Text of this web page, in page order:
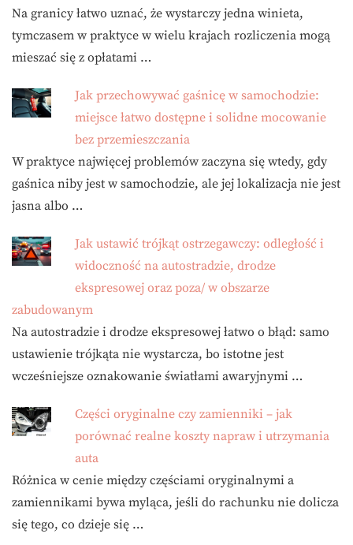
Na granicy łatwo uznać, że wystarczy jedna winieta,
tymczasem w praktyce w wielu krajach rozliczenia mogą
mieszać się z opłatami …
Jak przechowywać gaśnicę w samochodzie:
miejsce łatwo dostępne i solidne mocowanie
bez przemieszczania
W praktyce najwięcej problemów zaczyna się wtedy, gdy
gaśnica niby jest w samochodzie, ale jej lokalizacja nie jest
jasna albo …
Jak ustawić trójkąt ostrzegawczy: odległość i
widoczność na autostradzie, drodze
ekspresowej oraz poza/ w obszarze
zabudowanym
Na autostradzie i drodze ekspresowej łatwo o błąd: samo
ustawienie trójkąta nie wystarcza, bo istotne jest
wcześniejsze oznakowanie światłami awaryjnymi …
Części oryginalne czy zamienniki – jak
porównać realne koszty napraw i utrzymania
auta
Różnica w cenie między częściami oryginalnymi a
zamiennikami bywa myląca, jeśli do rachunku nie dolicza
się tego, co dzieje się …